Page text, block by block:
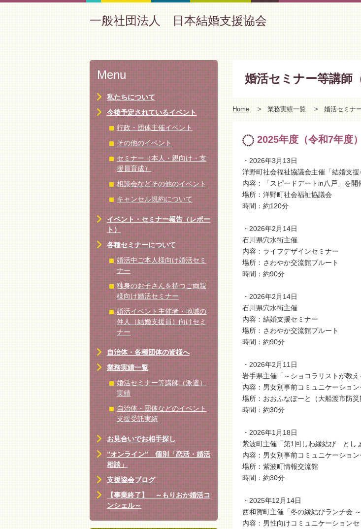
一般社団法人 日本結婚支援協会
婚活セミナー等講師
Home 業務実績一覧 婚活セミナ
2025年度（令和7年度）
・2026年3月13日
洋野町社会福祉協議会主催「結婚支援
内容：「スピードデートin八戸」を開
場所：洋野町社会福祉協議会
時間：約120分
・2026年2月14日
石川県穴水街主催
内容：ライフデザインセミナー
場所：さわやか交流館プルート
時間：約90分
・2026年2月14日
石川県穴水街主催
内容：結婚支援セミナー
場所：さわやか交流館プルート
時間：約90分
・2026年2月11日
岩手県主催「～ショコラリストが教
内容：男女別事前コミュニケーショ
場所：おおふなぽーと（大船渡市防災
時間：約30分
・2026年1月18日
紫波町主催「第1回しわ縁結び とし
内容：男女別事前コミュニケーショ
場所：紫波町情報交流館
時間：約30分
・2025年12月14日
西和賀町主催「冬の縁結びランチ会
内容：男性向けコミュニケーション
Menu
私たちについて
今後予定されているイベント
行政・団体主催イベント
その他のイベント
セミナー（本人・親向け・支
援員育成）
相談会などその他のイベント
キャンセル規約について
イベント・セミナー報告（レポー
ト）
各種セミナーについて
婚活中ご本人様向け婚活セミ
ナー
独身のお子さんを持つご両親
様向け婚活セミナー
婚活イベント主催者・地域の
仲人（結婚支援員）向けセミ
ナー
自治体・各種団体の皆様へ
業務実績一覧
婚活セミナー等講師（派遣）
実績
自治体・団体などのイベント
支援受託実績
お見合いでお相手探し
”オンライン” 個別「恋活・婚活
相談」
支援協会ブログ
【事業終了】 ～もりおか婚活コ
ンシェル～